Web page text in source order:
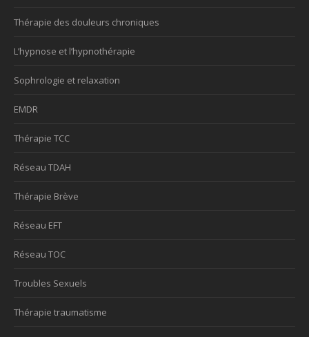
Thérapie des douleurs chroniques
L’hypnose et l’hypnothérapie
Sophrologie et relaxation
EMDR
Thérapie TCC
Réseau TDAH
Thérapie Brève
Réseau EFT
Réseau TOC
Troubles Sexuels
Thérapie traumatisme